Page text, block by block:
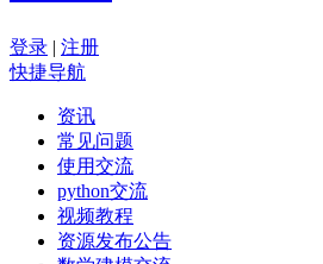
登录 | 注册
快捷导航
资讯
常见问题
使用交流
python交流
视频教程
资源发布公告